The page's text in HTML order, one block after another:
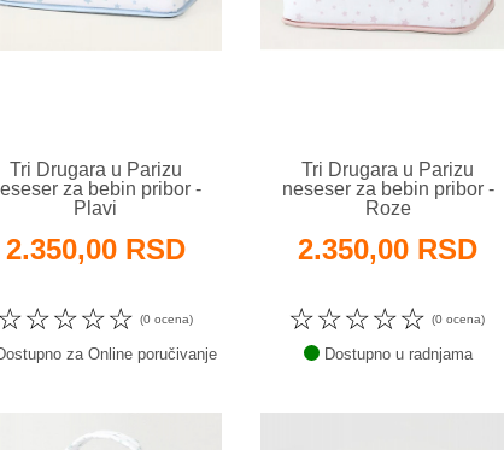
Tri Drugara u Parizu
za bebin pribor -
Plavi
2.350,00 RSD
☆
☆
☆
☆ (0 ocena)
za Online poručivanje
Tri Drugara u Parizu
neseser za bebin pribor -
Roze
2.350,00 RSD
☆
☆
☆
☆
☆ (0 ocena)
Dostupno u radnjama